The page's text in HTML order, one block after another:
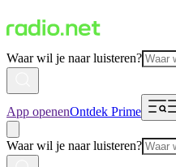
Waar wil je naar luisteren?
App openenOntdek Prime
Waar wil je naar luisteren?